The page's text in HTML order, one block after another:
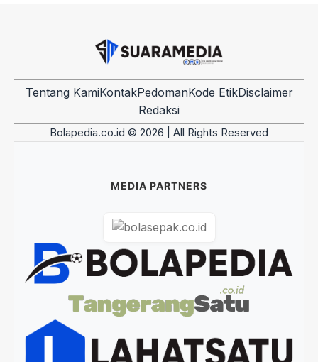
Tentang KamiKontakPedomanKode EtikDisclaimer
Redaksi
Bolapedia.co.id © 2026 | All Rights Reserved
MEDIA PARTNERS